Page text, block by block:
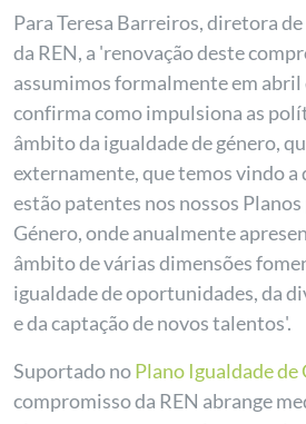
Para Teresa Barreiros, diretora
da REN, a 'renovação deste
assumimos formalmente em abril
confirma como impulsiona as
âmbito da igualdade de género,
externamente, que temos vindo a
estão patentes nos nossos
Género, onde anualmente
âmbito de várias dimensões
igualdade de oportunidades, da
e da captação de novos talentos'.
Suportado noPlano Igualdade de
compromisso da REN abrange